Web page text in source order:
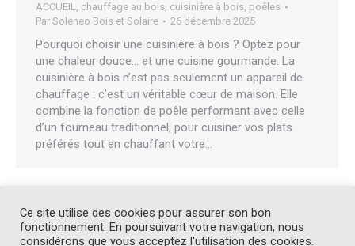
ACCUEIL, chauffage au bois, cuisinière à bois, poêles
Par Soleneo Bois et Solaire 26 décembre 2025
Pourquoi choisir une cuisinière à bois ? Optez pour
une chaleur douce… et une cuisine gourmande. La
cuisinière à bois n’est pas seulement un appareil de
chauffage : c’est un véritable cœur de maison. Elle
combine la fonction de poêle performant avec celle
d’un fourneau traditionnel, pour cuisiner vos plats
préférés tout en chauffant votre…
1 2 3 4 5 … 15 →
Ce site utilise des cookies pour assurer son bon
fonctionnement. En poursuivant votre navigation, nous
considérons que vous acceptez l'utilisation des cookies.